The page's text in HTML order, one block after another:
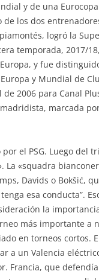
y de una
los dos
logró la
temporada, 2017/
y fue
y Mundial de
2006 para Canal
marcada
el PSG. Luego del
La «squadra
Davids o Bokšić,
esa conducta”.
la
más importante a
en torneos cortos.
a un Valencia
Francia, que